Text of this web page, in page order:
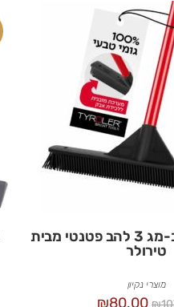
מטאטא גומי רב-מג 3 להב פטנטי מבית
טירולר
מוצרי נקיון
₪80.00